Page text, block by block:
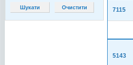
7115
5143